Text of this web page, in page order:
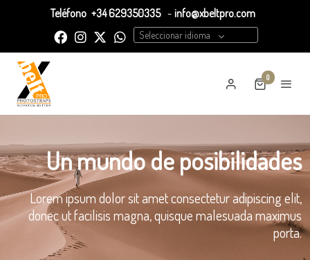
Teléfono +34 629350335 - info@xbeltpro.com
Seleccionar idioma
0
Un mundo de posibilidades
Lorem ipsum dolor sit amet consectetur adipiscing elit,
donec ut facilisis magna, quisque malesuada maximus
porta.